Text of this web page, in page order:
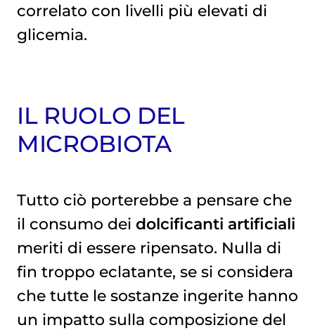
correlato con livelli più elevati di
glicemia.
IL RUOLO DEL
MICROBIOTA
Tutto ciò porterebbe a pensare che
il consumo dei dolcificanti artificiali
meriti di essere ripensato. Nulla di
fin troppo eclatante, se si considera
che tutte le sostanze ingerite hanno
un impatto sulla composizione del